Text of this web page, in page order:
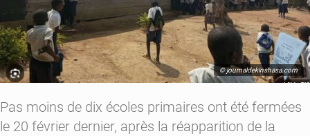
© journaldekinshasa.com
Pas moins de dix écoles primaires ont été fermées
le 20 février dernier, après la réapparition de la